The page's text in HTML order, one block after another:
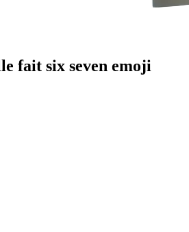
fait six seven emoji